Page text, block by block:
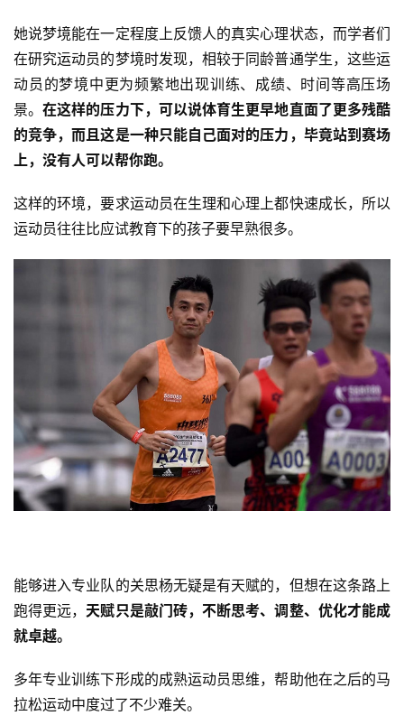
她说梦境能在一定程度上反馈人的真实心理状态，而学者们
在研究运动员的梦境时发现，相较于同龄普通学生，这些运
动员的梦境中更为频繁地出现训练、成绩、时间等高压场
景。在这样的压力下，可以说体育生更早地直面了更多残酷
的竞争，而且这是一种只能自己面对的压力，毕竟站到赛场
上，没有人可以帮你跑。
这样的环境，要求运动员在生理和心理上都快速成长，所以
运动员往往比应试教育下的孩子要早熟很多。
能够进入专业队的关思杨无疑是有天赋的，但想在这条路上
跑得更远， 天赋只是敲门砖，不断思考、调整、优化才能成
就卓越。
多年专业训练下形成的成熟运动员思维，帮助他在之后的马
拉松运动中度过了不少难关。